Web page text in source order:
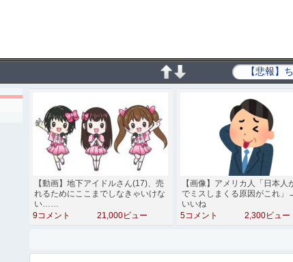
【動画】地下アイドルさん(17)、売
れるためにここまでしなきゃいけな
い……
9コメント
21,000ビュー
【画像】アメリカ人「日本人
でミスしまくる原因がこれ
いいね
5コメント
2,300ビュー